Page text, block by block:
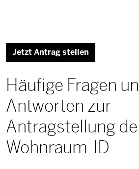
Jetzt Antrag stellen
Häufige Fragen
Antworten zur
Antragstellung
Wohnraum-ID